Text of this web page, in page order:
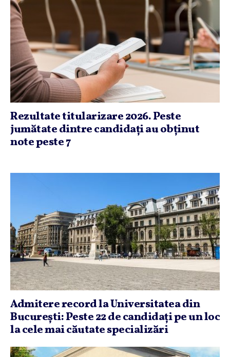
Rezultate titularizare 2026. Peste
jumătate dintre candidaţi au obţinut
note peste 7
Admitere record la Universitatea din
Bucureşti: Peste 22 de candidaţi pe un loc
la cele mai căutate specializări